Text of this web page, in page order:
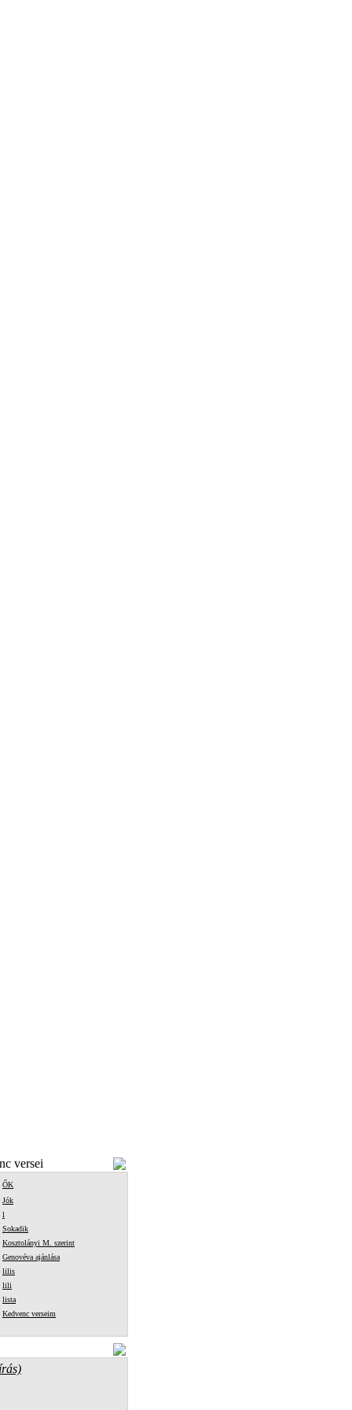
versei
ŐK
Jók
l
Sokadik
Kosztolányi M. szerint
Genovéva ajánlása
lilis
lili
lista
Kedvenc verseim